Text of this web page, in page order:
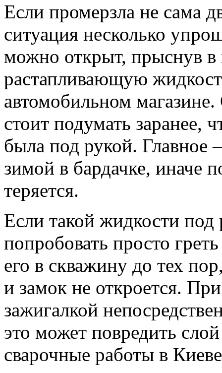
Если промерзла не сама
ситуация несколько
можно открыт, прыснув в
растапливающую
автомобильном
стоит подумать
была под рукой. Главное
зимой в бардачке, иначе
теряется.
Если такой жидкости
попробовать просто
его в скважину до тех
и замок не откроется.
зажигалкой
это может повредить
сварочные работы в